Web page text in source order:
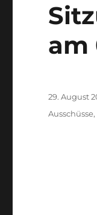
am
29. August
Kategorien
Ausschüsse,